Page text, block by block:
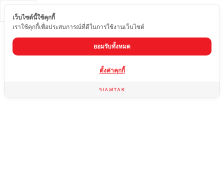
เว็บไซต์นี้ใช้คุกกี้
เราใช้คุกกี้เพื่อประสบการณ์ที่ดีในการใช้งานเว็บไซต์
ยอมรับทั้งหมด
ตั้งค่าคุกกี้